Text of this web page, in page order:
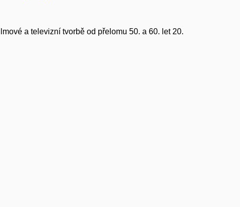
a televizní tvorbě od přelomu 50. a 60. let 20.